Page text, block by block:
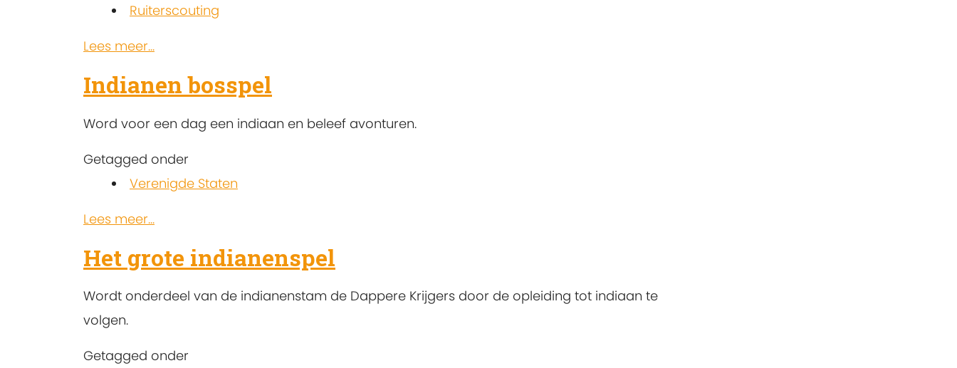
Ruiterscouting
Lees meer...
Indianen bosspel
Word voor een dag een indiaan en beleef avonturen.
Getagged onder
Verenigde Staten
Lees meer...
Het grote indianenspel
Wordt onderdeel van de indianenstam de Dappere Krijgers door de opleiding tot indiaan te
volgen.
Getagged onder